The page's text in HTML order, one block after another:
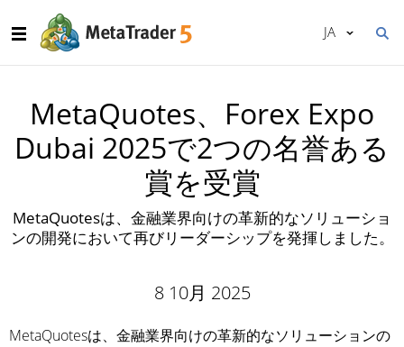
JA
MetaQuotes、Forex Expo
Dubai 2025で2つの名誉ある
賞を受賞
MetaQuotesは、金融業界向けの革新的なソリューショ
ンの開発において再びリーダーシップを発揮しました。
8 10月 2025
MetaQuotesは、金融業界向けの革新的なソリューションの